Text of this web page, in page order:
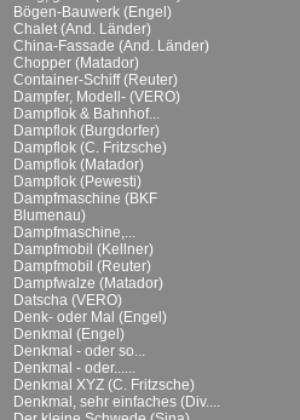
Bögen-Bauwerk (Engel)
Chalet (And. Länder)
China-Fassade (And. Länder)
Chopper (Matador)
Container-Schiff (Reuter)
Dampfer, Modell- (VERO)
Dampflok & Bahnhof...
Dampflok (Burgdorfer)
Dampflok (C. Fritzsche)
Dampflok (Matador)
Dampflok (Pewesti)
Dampfmaschine (BKF
Blumenau)
Dampfmaschine,...
Dampfmobil (Kellner)
Dampfmobil (Reuter)
Dampfwalze (Matador)
Datscha (VERO)
Denk- oder Mal (Engel)
Denkmal (Engel)
Denkmal - oder so...
Denkmal - oder......
Denkmal XYZ (C. Fritzsche)
Denkmal, sehr einfaches (Div....